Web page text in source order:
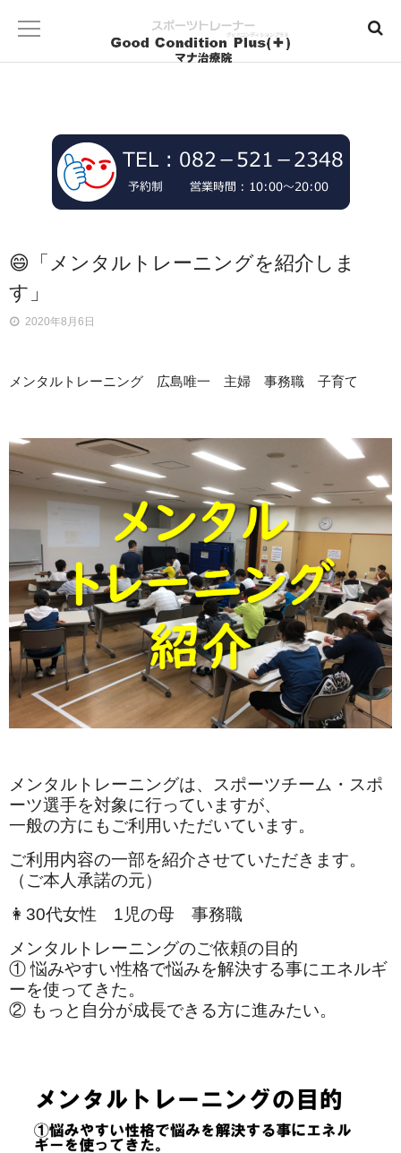
😄「メンタルトレーニングを紹介しま
す」
2020年8月6日
メンタルトレーニング 広島唯一 主婦 事務職 子育て
メンタルトレーニングは、スポーツチーム・スポ
ーツ選手を対象に行っていますが、
一般の方にもご利用いただいています。
ご利用内容の一部を紹介させていただきます。
（ご本人承諾の元）
👩30代女性 1児の母 事務職
メンタルトレーニングのご依頼の目的
① 悩みやすい性格で悩みを解決する事にエネルギ
ーを使ってきた。
② もっと自分が成長できる方に進みたい。